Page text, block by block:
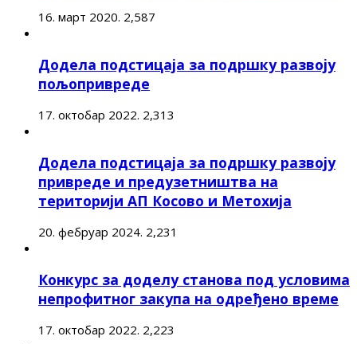
16. март 2020. 2,587
Додела подстицаја за подршку развоју
пољопривреде
17. октобар 2022. 2,313
Додела подстицаја за подршку развоју
привреде и предузетништва на
територији АП Косово и Метохија
20. фебруар 2024. 2,231
Конкурс за доделу станова под условима
непрофитног закупа на одређено време
17. октобар 2022. 2,223